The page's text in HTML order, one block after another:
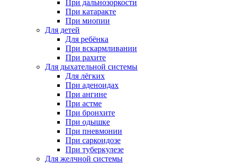
При дальнозоркости
При катаракте
При миопии
Для детей
Для ребёнка
При вскармливании
При рахите
Для дыхательной системы
Для лёгких
При аденоидах
При ангине
При астме
При бронхите
При одышке
При пневмонии
При саркоидозе
При туберкулезе
Для желчной системы